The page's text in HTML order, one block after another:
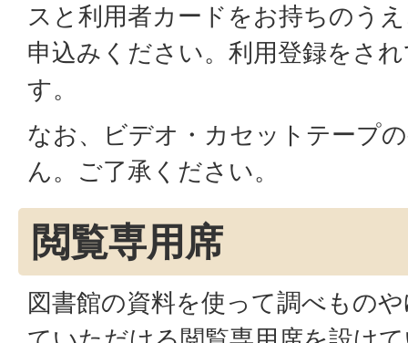
スと利用者カードをお持ちのう
申込みください。利用登録をさ
す。
なお、ビデオ・カセットテープ
ん。ご了承ください。
閲覧専用席
図書館の資料を使って調べもの